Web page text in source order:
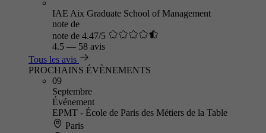
IAE Aix Graduate School of Management
note de
note de 4.47/5
4.5 — 58 avis
Tous les avis
PROCHAINS ÉVÈNEMENTS
09
Septembre
Événement
EPMT - École de Paris des Métiers de la Table
Paris